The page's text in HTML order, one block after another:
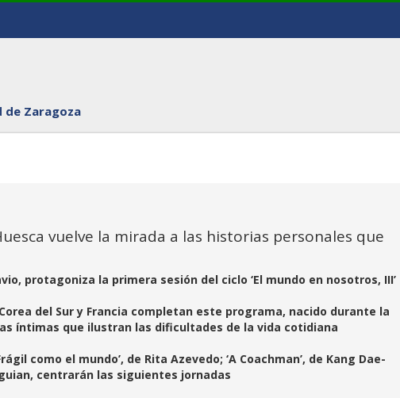
de Zaragoza
vuelve la mirada a las historias personales que
protagoniza la primera sesión del ciclo ‘El mundo en nosotros, III’
del Sur y Francia completan este programa, nacido durante la
íntimas que ilustran las dificultades de la vida cotidiana
como el mundo’, de Rita Azevedo; ‘A Coachman’, de Kang Dae-
centrarán las siguientes jornadas